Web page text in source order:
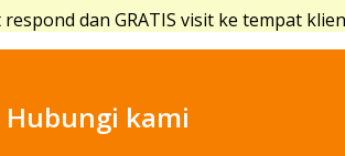
respond dan GRATIS visit ke tempat klien
Hubungi kami